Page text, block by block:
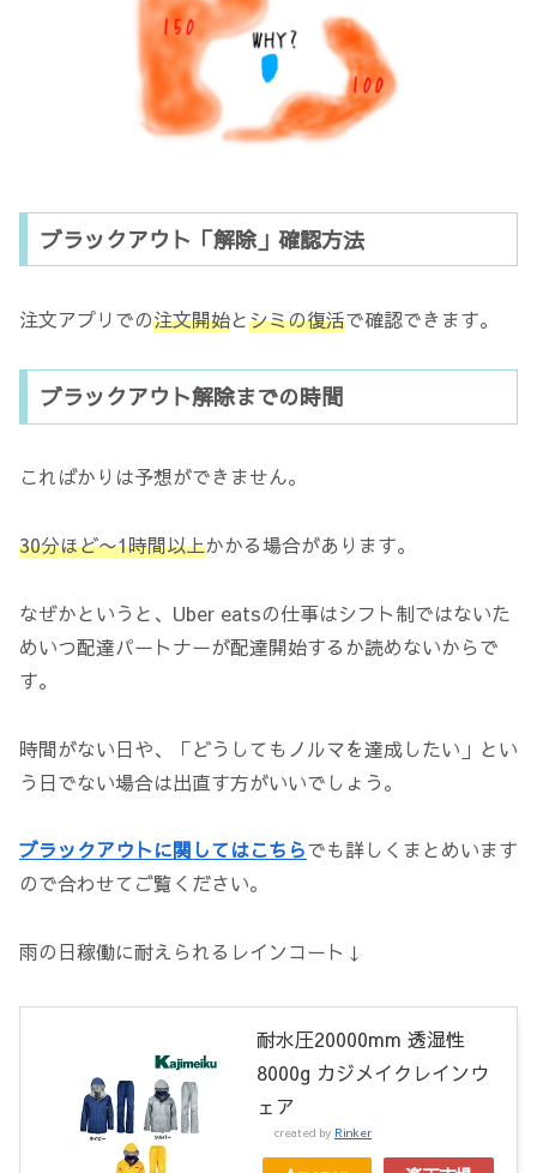
ブラックアウト「解除」確認方法
注文アプリでの注文開始とシミの復活で確認できます。
ブラックアウト解除までの時間
こればかりは予想ができません。
30分ほど〜1時間以上かかる場合があります。
なぜかというと、Uber eatsの仕事はシフト制ではないた
めいつ配達パートナーが配達開始するか読めないからで
す。
時間がない日や、「どうしてもノルマを達成したい」とい
う日でない場合は出直す方がいいでしょう。
ブラックアウトに関してはこちらでも詳しくまとめいます
ので合わせてご覧ください。
雨の日稼働に耐えられるレインコート↓
耐水圧20000mm 透湿性
8000g カジメイクレインウ
ェア
created by Rinker